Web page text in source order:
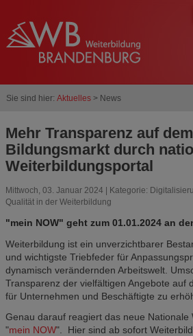
Sie sind hier: Aktuelles> News
Mehr Transparenz auf dem
Bildungsmarkt durch
Weiterbildungsportal
Mittwoch, 03. Januar 2024 | Kategorie:
Qualität in der Weiterbildung
"mein NOW" geht zum 01.01.2024 an
Weiterbildung ist ein unverzichtbarer
und wichtigste Triebfeder für
dynamisch verändernden Arbeits­welt.
Transparenz der vielfältigen Angebote auf
für Unternehmen und Beschäftigte zu
Genau darauf reagiert das neue Nationale
"mein NOW". Hier sind ab sofort